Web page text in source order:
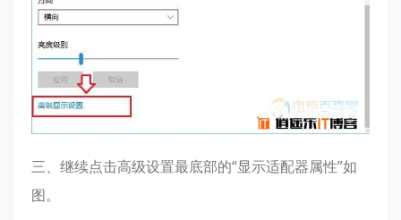
三、继续点击高级设置最底部的“显示适配器属性”如
图。